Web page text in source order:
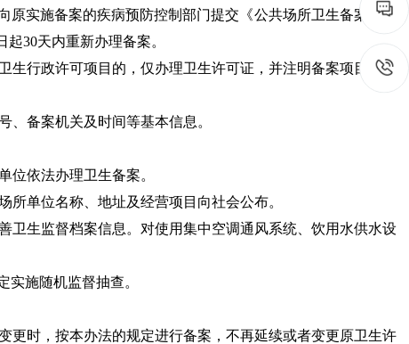
原实施备案的疾病预防控制部门提交《公共场所卫生备案变更
起30天内重新办理备案。
生行政许可项目的，仅办理卫生许可证，并注明备案项目。
备案机关及时间等基本信息。
位依法办理卫生备案。
单位名称、地址及经营项目向社会公布。
卫生监督档案信息。对使用集中空调通风系统、饮用水供水设
实施随机监督抽查。
更时，按本办法的规定进行备案，不再延续或者变更原卫生许